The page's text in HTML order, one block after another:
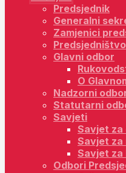
Predsjednik
Generalni
Zamjenici
Predsjedništvo
Glavni odbor
O
Nadzorni
Statutarni
Savjeti
Savjet za
Savjet za
Savjet za
Odbori